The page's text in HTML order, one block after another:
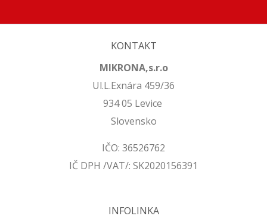
KONTAKT
MIKRONA,s.r.o
Ul.L.Exnára 459/36
934 05 Levice
Slovensko
IČO: 36526762
IČ DPH /VAT/: SK2020156391
INFOLINKA